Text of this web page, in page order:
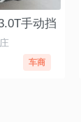
手动挡
车商